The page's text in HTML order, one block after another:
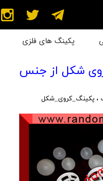
پکینگ های فلزی
شکل از جنس
، پکینگ_کروی_شکل